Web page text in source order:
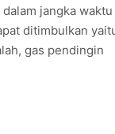
jangka waktu
ditimbulkan
gas pendingin